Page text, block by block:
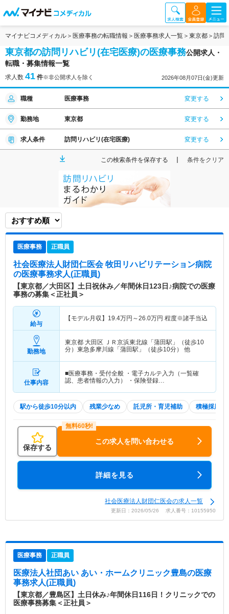
マイナビコメディカル 医療事務の転職情報 医療事務求人一覧 東京都 訪問
東京都の訪問リハビリ(在宅医療)の医療事務公開求人・
転職・募集情報一覧
求人数 41 件※非公開求人を除く 2026年08月07日(金)更新
職種 医療事務 変更する
勤務地 東京都 変更する
求人条件 訪問リハビリ(在宅医療) 変更する
この検索条件を保存する 条件をクリア
医療事務 正職員
社会医療法人財団仁医会 牧田リハビリテーション病院
の医療事務求人(正職員)
【東京都／大田区】土日祝休み／年間休日123日♪病院での医療
事務の募集＜正社員＞
給与
【モデル月収】 19.4万円～26.0万円 程度※諸手当込
勤務地
東京都 大田区 ＪＲ京浜東北線「蒲田駅」（徒歩10
分）東急多摩川線「蒲田駅」（徒歩10分） 他
仕事内容
■医療事務・受付全般 ・電子カルテ入力（一覧確
認、患者情報の入力） ・保険登録…
駅から徒歩10分以内 残業少なめ 託児所・育児補助 積極採用中
保存する
この求人を問い合わせる
詳細を見る
社会医療法人財団仁医会の求人一覧
更新日：2026/05/26 求人番号：10155950
医療事務 正職員
医療法人社団あい あい・ホームクリニック豊島の医療
事務求人(正職員)
【東京都／豊島区】土日休み♪年間休日116日！クリニックでの
医療事務募集＜正社員＞